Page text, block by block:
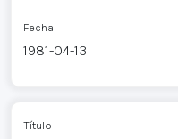
Fecha
1981-04-13
Título